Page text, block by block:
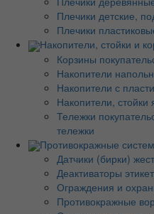
Плечики детские,
Плечики
Накопители, стойки и
Корзины
Накопители
Накопители с
Накопители, стойки
Тележки
тележки
Противокражные
Датчики (бирки)
Деактиваторы
Ограждения и
Противокражные